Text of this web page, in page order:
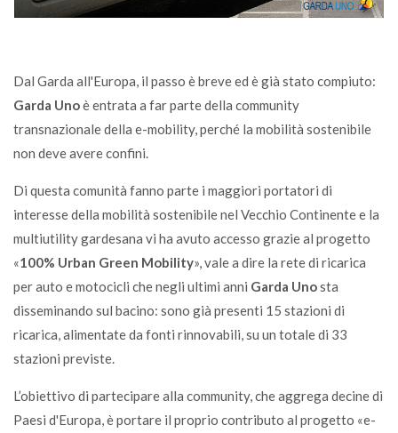
Dal Garda all'Europa, il passo è breve ed è già stato compiuto:
Garda Unoè entrata a far parte della community
transnazionale della e-mobility, perché la mobilità sostenibile
non deve avere confini.
Di questa comunità fanno parte i maggiori portatori di
interesse della mobilità sostenibile nel Vecchio Continente e la
multiutility gardesana vi ha avuto accesso grazie al progetto
«100% Urban Green Mobility», vale a dire la rete di ricarica
per auto e motocicli che negli ultimi anni Garda Unosta
disseminando sul bacino: sono già presenti 15 stazioni di
ricarica, alimentate da fonti rinnovabili, su un totale di 33
stazioni previste.
L’obiettivo di partecipare alla community, che aggrega decine di
Paesi d'Europa, è portare il proprio contributo al progetto «e-